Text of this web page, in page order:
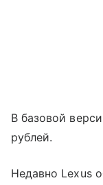
В базовой
рублей.
Недавно Lexus